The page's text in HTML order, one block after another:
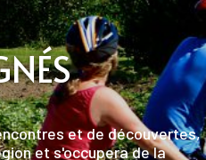
et de découvertes,
et s'occupera de la